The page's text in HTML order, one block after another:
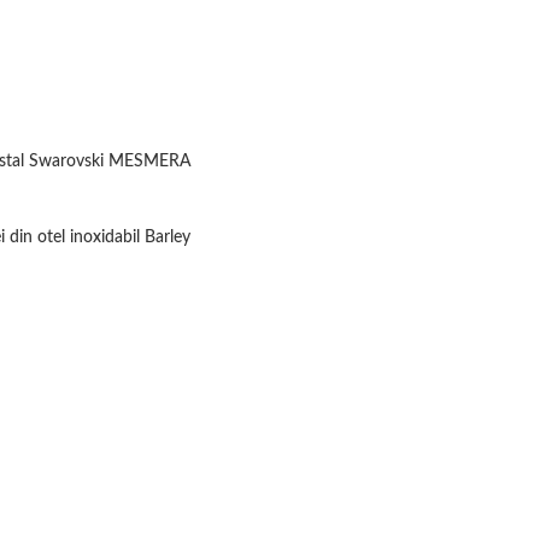
Swarovski MESMERA
din otel inoxidabil Barley